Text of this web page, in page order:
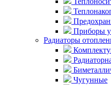
Приборы
Радиаторы
Чугунные